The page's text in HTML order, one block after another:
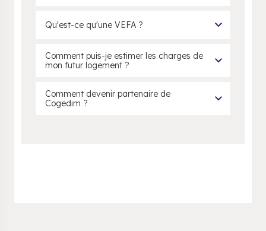
Qu'est-ce qu'une VEFA ?
Comment puis-je estimer les charges de
mon futur logement ?
Comment devenir partenaire de
Cogedim ?